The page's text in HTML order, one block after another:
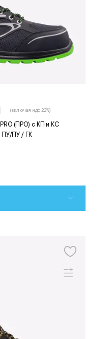
(ПРО) с КП и КС
ПУ/ПУ / ГК
(включая ндс 22%)